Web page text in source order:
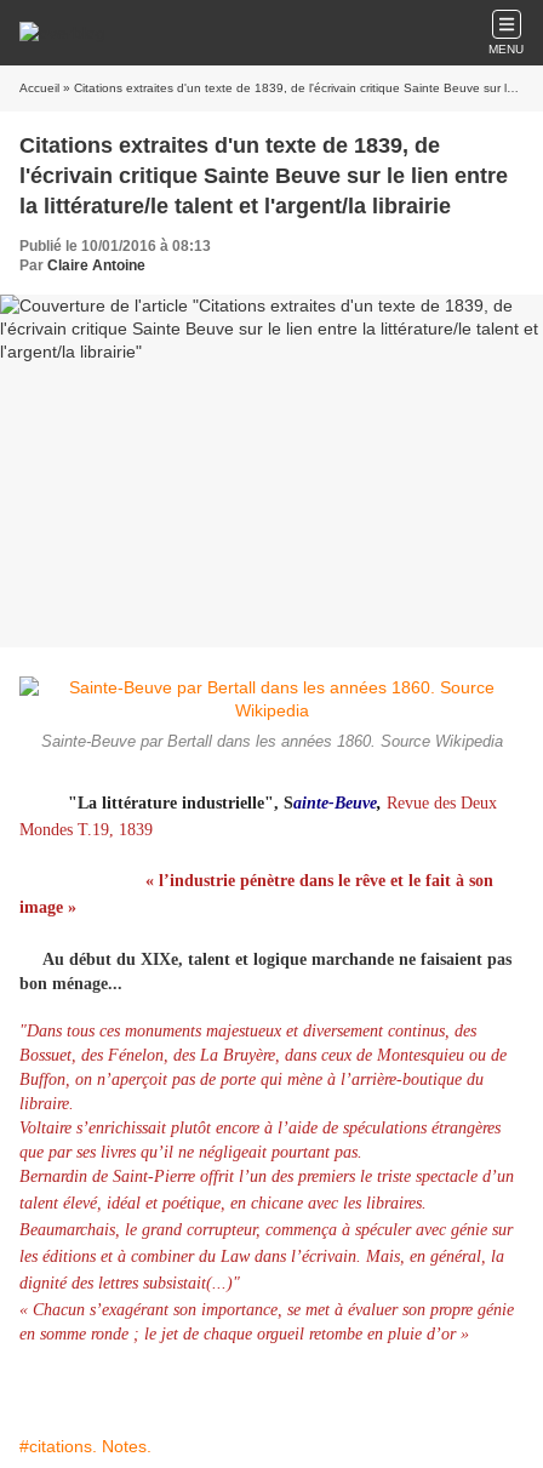
MENU
Accueil » Citations extraites d'un texte de 1839, de l'écrivain critique Sainte Beuve sur le lien entre la littérature/le talent et l'argent/la librairie
Citations extraites d'un texte de 1839, de
l'écrivain critique Sainte Beuve sur le lien entre
la littérature/le talent et l'argent/la librairie
Publié le 10/01/2016 à 08:13
Par Claire Antoine
Sainte-Beuve par Bertall dans les années 1860. Source Wikipedia
"La littérature industrielle", Sainte-Beuve, Revue des Deux
Mondes T.19, 1839
« l’industrie pénètre dans le rêve et le fait à son
image »
Au début du XIXe, talent et logique marchande ne faisaient pas
bon ménage...
"Dans tous ces monuments majestueux et diversement continus, des
Bossuet, des Fénelon, des La Bruyère, dans ceux de Montesquieu ou de
Buffon, on n’aperçoit pas de porte qui mène à l’arrière-boutique du
libraire.
Voltaire s’enrichissait plutôt encore à l’aide de spéculations étrangères
que par ses livres qu’il ne négligeait pourtant pas.
Bernardin de Saint-Pierre offrit l’un des premiers le triste spectacle d’un
talent élevé, idéal et poétique, en chicane avec les libraires.
Beaumarchais, le grand corrupteur, commença à spéculer avec génie sur
les éditions et à combiner du Law dans l’écrivain. Mais, en général, la
dignité des lettres subsistait(...)"
« Chacun s’exagérant son importance, se met à évaluer son propre génie
en somme ronde ; le jet de chaque orgueil retombe en pluie d’or »
#citations. Notes.